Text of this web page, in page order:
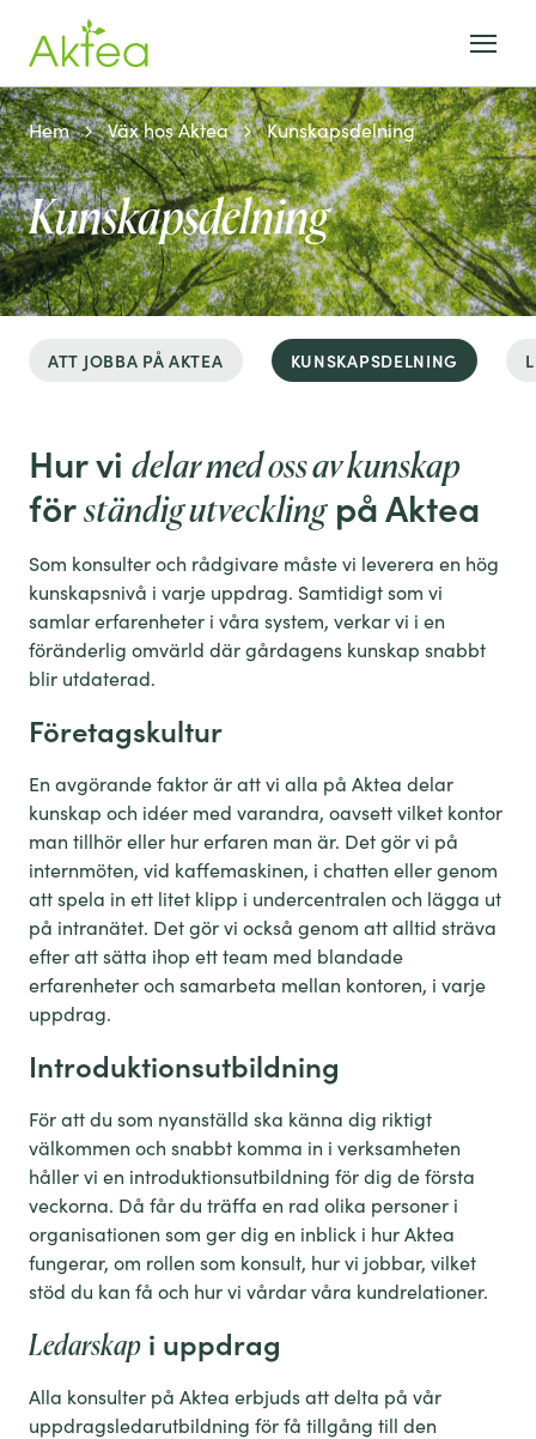
Hem Väx hos Aktea Kunskapsdelning
Kunskapsdelning
ATT JOBBA PÅ AKTEA KUNSKAPSDELNING
Hur vi delar med oss av kunskap
för ständig utvecklingpå Aktea
Som konsulter och rådgivare måste vi leverera en hög
kunskapsnivå i varje uppdrag. Samtidigt som vi
samlar erfarenheter i våra system, verkar vi i en
föränderlig omvärld där gårdagens kunskap snabbt
blir utdaterad.
Företagskultur
En avgörande faktor är att vi alla på Aktea delar
kunskap och idéer med varandra, oavsett vilket kontor
man tillhör eller hur erfaren man är. Det gör vi på
internmöten, vid kaffemaskinen, i chatten eller genom
att spela in ett litet klipp i undercentralen och lägga ut
på intranätet. Det gör vi också genom att alltid sträva
efter att sätta ihop ett team med blandade
erfarenheter och samarbeta mellan kontoren, i varje
uppdrag.
Introduktionsutbildning
För att du som nyanställd ska känna dig riktigt
välkommen och snabbt komma in i verksamheten
håller vi en introduktionsutbildning för dig de första
veckorna. Då får du träffa en rad olika personer i
organisationen som ger dig en inblick i hur Aktea
fungerar, om rollen som konsult, hur vi jobbar, vilket
stöd du kan få och hur vi vårdar våra kundrelationer.
Ledarskap i uppdrag
Alla konsulter på Aktea erbjuds att delta på vår
uppdragsledarutbildning för få tillgång till den